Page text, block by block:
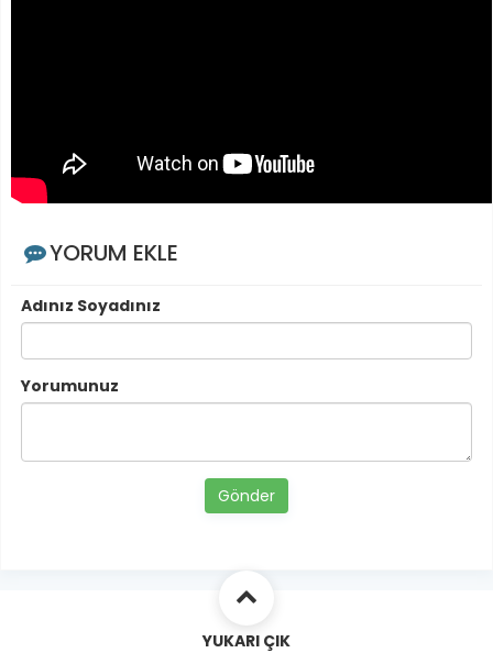
YORUM EKLE
Adınız Soyadınız
Yorumunuz
Gönder
YUKARI ÇIK